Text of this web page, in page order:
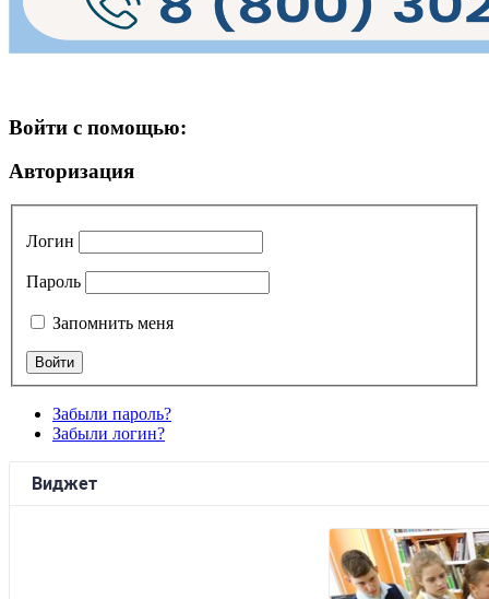
Войти с помощью:
Авторизация
Логин
Пароль
Запомнить меня
Забыли пароль?
Забыли логин?